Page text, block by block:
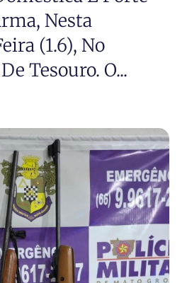
Nesta
(1.6), No
Tesouro. O...